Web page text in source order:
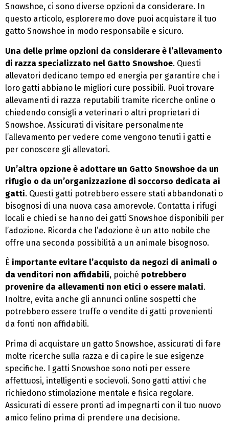
Snowshoe, ci sono diverse opzioni da considerare. In
questo articolo, esploreremo dove puoi acquistare il tuo
gatto Snowshoe in modo responsabile e sicuro.
Una delle prime opzioni da considerare è l’allevamento
di razza specializzato nel Gatto Snowshoe. Questi
allevatori dedicano tempo ed energia per garantire che i
loro gatti abbiano le migliori cure possibili. Puoi trovare
allevamenti di razza reputabili tramite ricerche online o
chiedendo consigli a veterinari o altri proprietari di
Snowshoe. Assicurati di visitare personalmente
l’allevamento per vedere come vengono tenuti i gatti e
per conoscere gli allevatori.
Un’altra opzione è adottare un Gatto Snowshoe da un
rifugio o da un’organizzazione di soccorso dedicata ai
gatti. Questi gatti potrebbero essere stati abbandonati o
bisognosi di una nuova casa amorevole. Contatta i rifugi
locali e chiedi se hanno dei gatti Snowshoe disponibili per
l’adozione. Ricorda che l’adozione è un atto nobile che
offre una seconda possibilità a un animale bisognoso.
È importante evitare l’acquisto da negozi di animali o
da venditori non affidabili, poiché potrebbero
provenire da allevamenti non etici o essere malati.
Inoltre, evita anche gli annunci online sospetti che
potrebbero essere truffe o vendite di gatti provenienti
da fonti non affidabili.
Prima di acquistare un gatto Snowshoe, assicurati di fare
molte ricerche sulla razza e di capire le sue esigenze
specifiche. I gatti Snowshoe sono noti per essere
affettuosi, intelligenti e socievoli. Sono gatti attivi che
richiedono stimolazione mentale e fisica regolare.
Assicurati di essere pronti ad impegnarti con il tuo nuovo
amico felino prima di prendere una decisione.